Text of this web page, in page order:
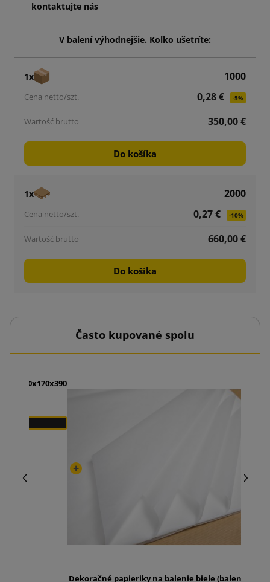
kontaktujte nás
V balení výhodnejšie. Koľko ušetríte:
1x
1000
0,28 €
-5%
350,00 €
Do košíka
1x
2000
0,27 €
-10%
660,00 €
Do košíka
Často kupované spolu
320x170x390
Dekoračné papieriky na balenie biele (balenie